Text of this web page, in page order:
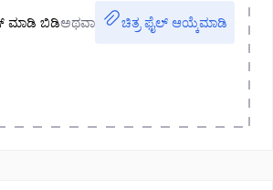
ಮಾಡಿ ಬಿಡಿಅಥವಾ ಚಿತ್ರ ಫೈಲ್ ಆಯ್ಕೆಮಾಡಿ